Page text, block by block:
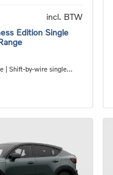
incl. BTW
Edition Single
| Shift-by-wire single